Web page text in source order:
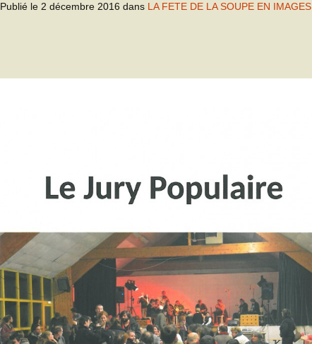
Publié le 2 décembre 2016 dans LA FETE DE LA SOUPE EN IMAGES